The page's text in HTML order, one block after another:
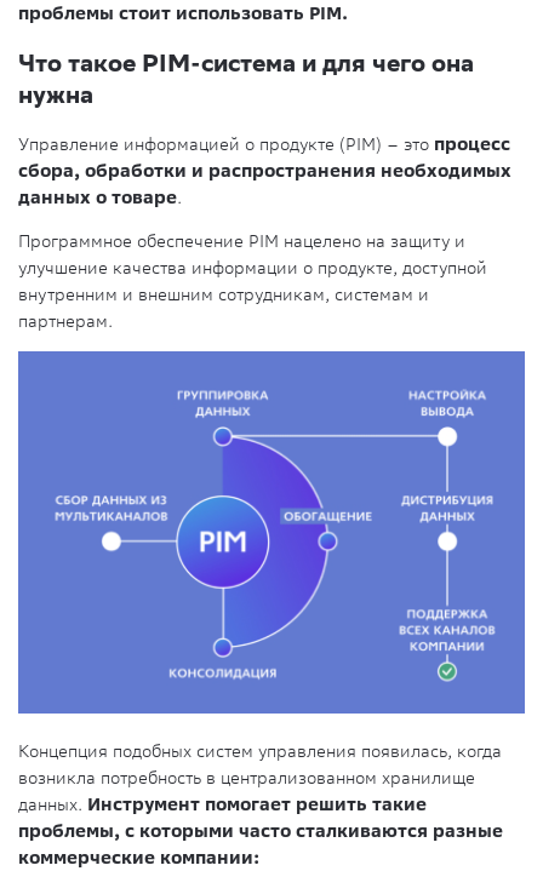
проблемы стоит использовать PIM.
Что такое PIM-система и для чего она
нужна
Управление информацией о продукте (PIM) – это процесс
сбора, обработки и распространения необходимых
данных о товаре.
Программное обеспечение PIM нацелено на защиту и
улучшение качества информации о продукте, доступной
внутренним и внешним сотрудникам, системам и
партнерам.
Концепция подобных систем управления появилась, когда
возникла потребность в централизованном хранилище
данных. Инструмент помогает решить такие
проблемы, с которыми часто сталкиваются разные
коммерческие компании: